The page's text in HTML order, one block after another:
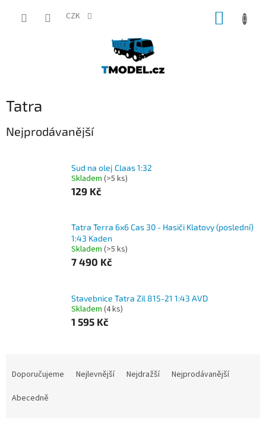
CZK
Tatra
Nejprodávanější
Sud na olej Claas 1:32
Skladem (>5 ks)
129 Kč
Tatra Terra 6x6 Cas 30 - Hasiči Klatovy (poslední)
1:43 Kaden
Skladem (>5 ks)
7 490 Kč
Stavebnice Tatra Zil 815-21 1:43 AVD
Skladem (4 ks)
1 595 Kč
Doporučujeme Nejlevnější Nejdražší
Nejprodávanější
Abecedně